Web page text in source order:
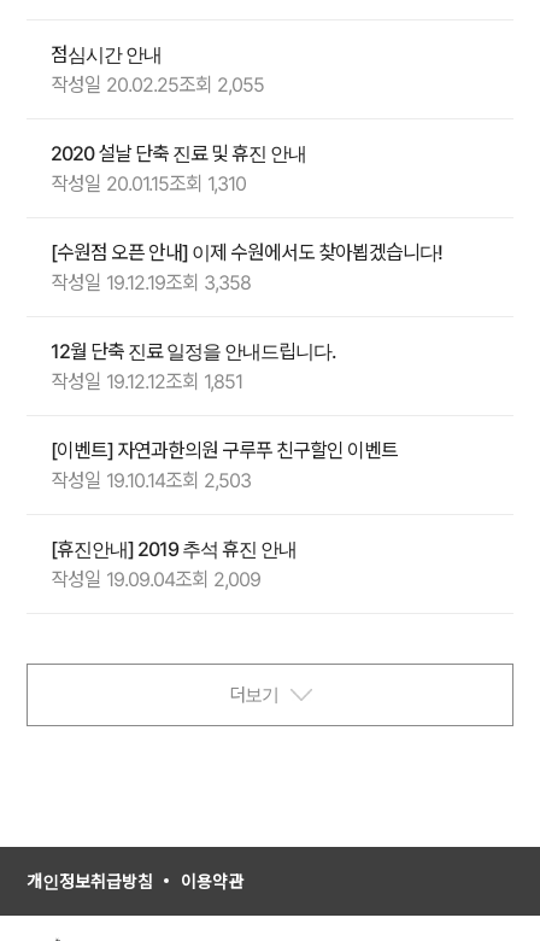
점심시간 안내
작성일 20.02.25조회 2,055
2020 설날 단축 진료 및 휴진 안내
작성일 20.01.15조회 1,310
[수원점 오픈 안내] 이제 수원에서도 찾아뵙겠습니다!
작성일 19.12.19조회 3,358
12월 단축 진료 일정을 안내드립니다.
작성일 19.12.12조회 1,851
[이벤트] 자연과한의원 구루푸 친구할인 이벤트
작성일 19.10.14조회 2,503
[휴진안내] 2019 추석 휴진 안내
작성일 19.09.04조회 2,009
더보기
개인정보취급방침 이용약관